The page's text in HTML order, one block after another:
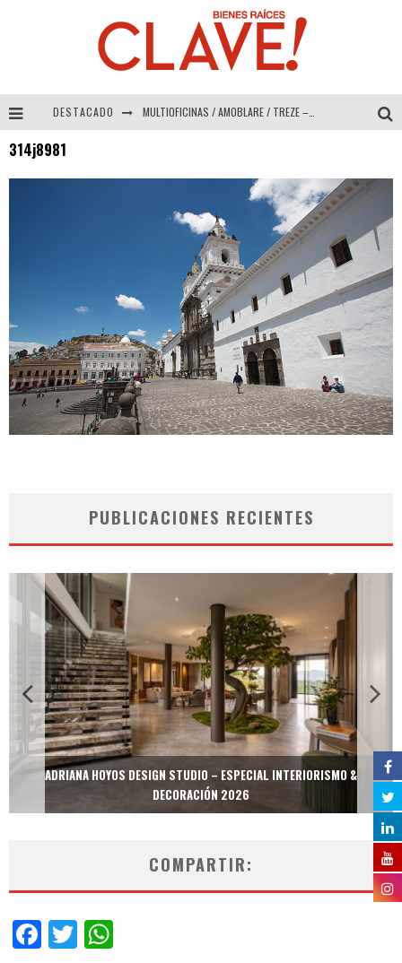
DESTACADO
MULTIOFICINAS / AMOBLARE / TREZE – Especial Interiorismo & Decoración 2026
Abad Vergara Arquitectos – Especial Interiorismo & Decoración 2026
ADRIANA HOYOS DESIGN STUDIO – Especial Interiorismo & Decoración 2026
314j8981
PUBLICACIONES RECIENTES
MULTIOFICINAS / AMOBLARE / TREZE – ESPECIAL INTERIORISMO
DECORACIÓN 2026
COMPARTIR:
Facebook
Twitter